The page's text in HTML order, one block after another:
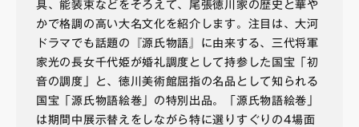
具、能装束などをそろえて、尾張徳川家の歴史と華や
かで格調の高い大名文化を紹介します。注目は、大河
ドラマでも話題の『源氏物語』に由来する、三代将軍
家光の長女千代姫が婚礼調度として持参した国宝「初
音の調度」と、徳川美術館屈指の名品として知られる
国宝「源氏物語絵巻」の特別出品。「源氏物語絵巻」
は期間中展示替えをしながら特に選りすぐりの4場面